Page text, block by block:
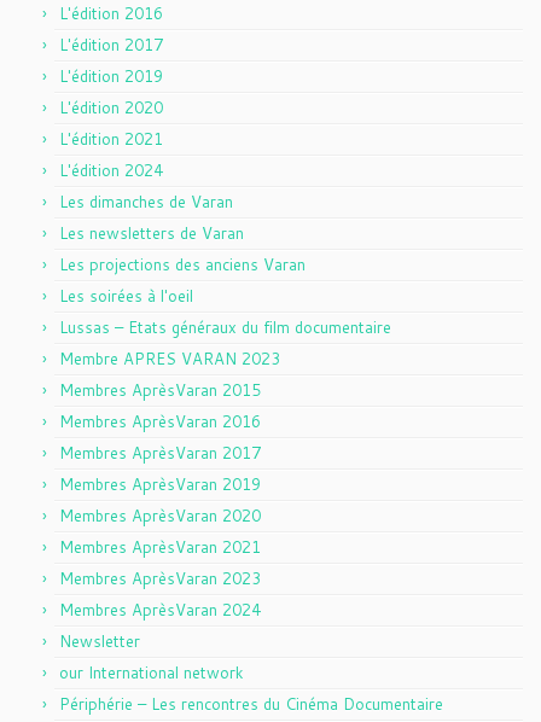
L'édition 2016
L'édition 2017
L'édition 2019
L'édition 2020
L'édition 2021
L'édition 2024
Les dimanches de Varan
Les newsletters de Varan
Les projections des anciens Varan
Les soirées à l'oeil
Lussas – Etats généraux du film documentaire
Membre APRES VARAN 2023
Membres AprèsVaran 2015
Membres AprèsVaran 2016
Membres AprèsVaran 2017
Membres AprèsVaran 2019
Membres AprèsVaran 2020
Membres AprèsVaran 2021
Membres AprèsVaran 2023
Membres AprèsVaran 2024
Newsletter
our International network
Périphérie – Les rencontres du Cinéma Documentaire